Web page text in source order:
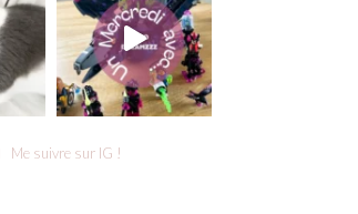
Me suivre sur IG !